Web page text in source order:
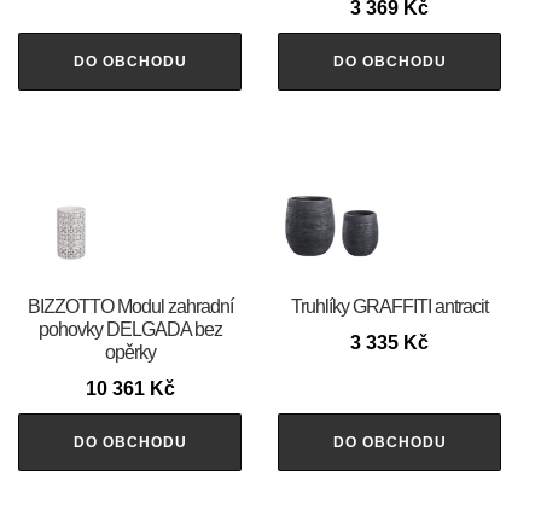
DO OBCHODU
3 369 Kč
DO OBCHODU
BIZZOTTO Modul zahradní
pohovky DELGADA bez
opěrky
10 361 Kč
DO OBCHODU
Truhlíky GRAFFITI antracit
3 335 Kč
DO OBCHODU